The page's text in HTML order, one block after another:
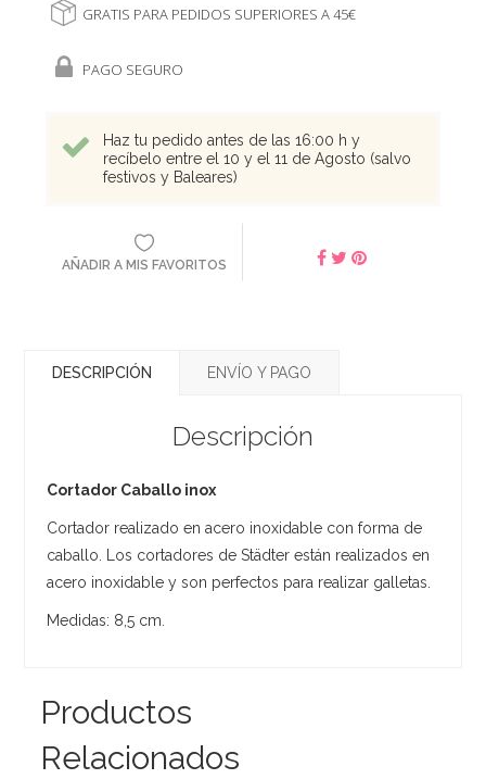
GRATIS PARA PEDIDOS SUPERIORES A 45€
PAGO SEGURO
Haz tu pedido antes de las 16:00 h y
recíbelo entre el 10 y el 11 de Agosto (salvo
festivos y Baleares)
AÑADIR A MIS FAVORITOS
DESCRIPCIÓN ENVÍO Y PAGO
Descripción
Cortador Caballo inox
Cortador realizado en acero inoxidable con forma de
caballo. Los cortadores de Städter están realizados en
acero inoxidable y son perfectos para realizar galletas.
Medidas: 8,5 cm.
Productos
Relacionados